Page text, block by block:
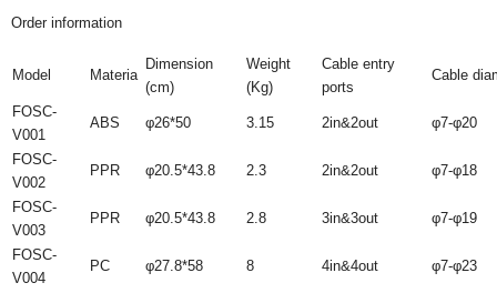
Order information
Model Materia
Dimension
(cm)
Weight
(Kg)
Cable entry
ports
Cable
FOSC-
V001
ABS φ26*50 3.15 2in&2out φ7-φ20
FOSC-
V002
PPR φ20.5*43.8 2.3 2in&2out φ7-φ18
FOSC-
V003
PPR φ20.5*43.8 2.8 3in&3out φ7-φ19
FOSC-
V004
PC φ27.8*58 8 4in&4out φ7-φ23